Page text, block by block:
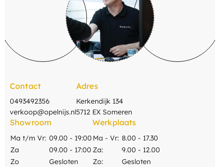
Contact
0493492356
verkoop@opelnijs.nl
Adres
Kerkendijk 134
5712 EX Someren
Showroom
Ma t/m Vr: 09.00 - 19:00
Za
09.00 - 17:00
Zo
Gesloten
Werkplaats
Ma - Vr: 8.00 - 17.30
Za:
9.00 - 12.00
Zo:
Gesloten